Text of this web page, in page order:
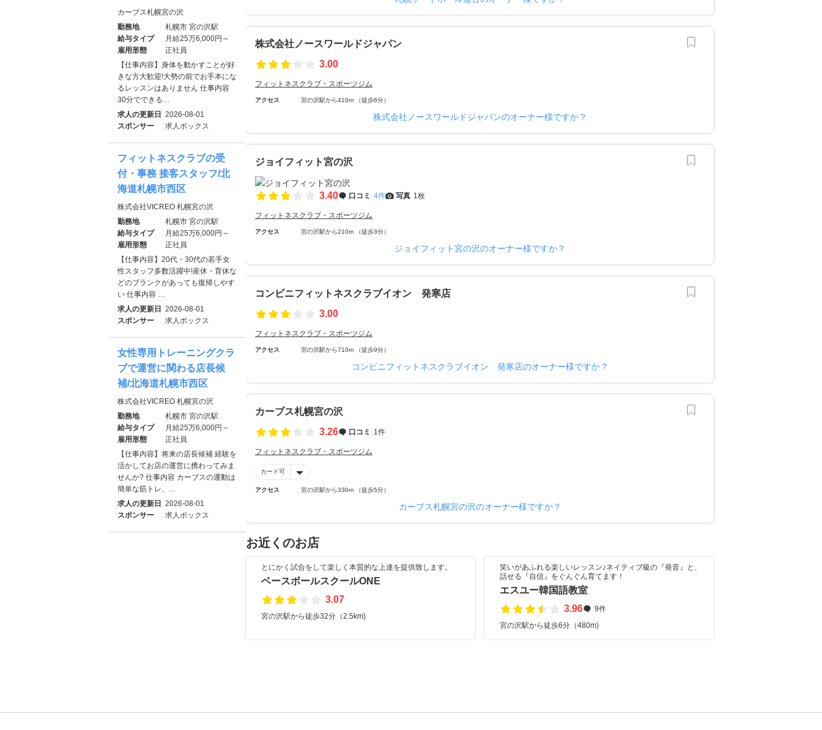
株式会社ノースワールドジャパン
3.00
フィットネスクラブ・スポーツジム
アクセス 宮の沢駅から410m （徒歩6分）
株式会社ノースワールドジャパンのオーナー様ですか？
ジョイフィット宮の沢
3.40 口コミ 4件 写真 1枚
フィットネスクラブ・スポーツジム
アクセス 宮の沢駅から210m （徒歩3分）
ジョイフィット宮の沢のオーナー様ですか？
コンビニフィットネスクラブイオン 発寒店
3.00
フィットネスクラブ・スポーツジム
アクセス 宮の沢駅から710m （徒歩9分）
コンビニフィットネスクラブイオン 発寒店のオーナー様ですか？
カーブス札幌宮の沢
3.26
口コミ 1件
フィットネスクラブ・スポーツジム
カード可
アクセス 宮の沢駅から330m （徒歩5分）
カーブス札幌宮の沢のオーナー様ですか？
お近くのお店
とにかく試合をして楽しく本質的な上達を提供致します。
ベースボールスクールONE
3.07
宮の沢駅から徒歩32分（2.5km)
笑いがあふれる楽しいレッスン♪ネイティブ級の『発音』と、
話せる『自信』をぐんぐん育てます！
エスユー韓国語教室
3.96
9件
宮の沢駅から徒歩6分（480m)
カーブス札幌宮の沢
勤務地
札幌市 宮の沢駅
給与タイプ
月給25万6,000円～
雇用形態
正社員
【仕事内容】身体を動かすことが好
きな方大歓迎!大勢の前でお手本にな
るレッスンはありません 仕事内容
30分でできる…
求人の更新日 2026-08-01
スポンサー
求人ボックス
フィットネスクラブの受
付・事務 接客スタッフ/北
海道札幌市西区
株式会社VICREO 札幌宮の沢
勤務地
札幌市 宮の沢駅
給与タイプ
月給25万6,000円～
雇用形態
正社員
【仕事内容】20代・30代の若手女
性スタッフ多数活躍中!産休・育休な
どのブランクがあっても復帰しやす
い 仕事内容 …
求人の更新日 2026-08-01
スポンサー
求人ボックス
女性専用トレーニングクラ
ブで運営に関わる店長候
補/北海道札幌市西区
株式会社VICREO 札幌宮の沢
勤務地
札幌市 宮の沢駅
給与タイプ
月給25万6,000円～
雇用形態
正社員
【仕事内容】将来の店長候補 経験を
活かしてお店の運営に携わってみま
せんか? 仕事内容 カーブスの運動は
簡単な筋トレ、…
求人の更新日 2026-08-01
スポンサー
求人ボックス